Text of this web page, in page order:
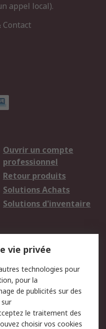
appel local).
Contact
Ouvrir un compte
professionnel
Retour produits
Solutions Achats
Solutions d'inventaire
Sécurité des E-mails
Politique anti-
vie privée
technologies pour
pour la
de publicités sur des
le traitement des
choisir vos cookies